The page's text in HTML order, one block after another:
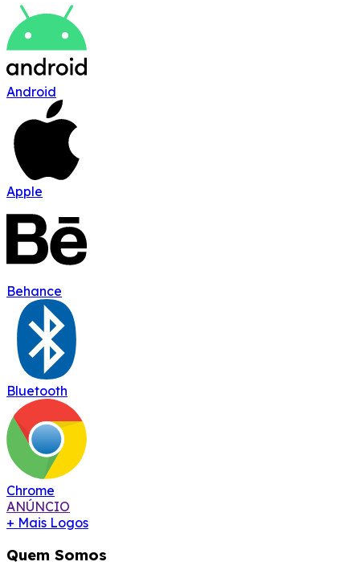
Android
Apple
Behance
Bluetooth
Chrome
ANÚNCIO
+ Mais Logos
Quem Somos